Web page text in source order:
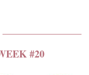
#20